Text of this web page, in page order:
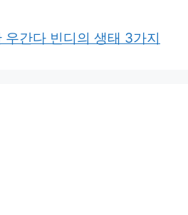
우간다 빈디의 생태 3가지